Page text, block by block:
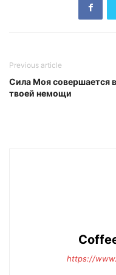
Previous article
Сила Моя совершается в
твоей немощи
https://